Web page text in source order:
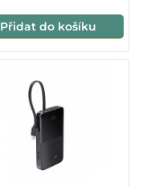
Přidat do košíku